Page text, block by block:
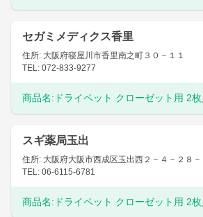
セガミメディクス香里
住所: 大阪府寝屋川市香里南之町３０－１１
TEL: 072-833-9277
商品名: ドライペット クローゼット用 2枚
スギ薬局玉出
住所: 大阪府大阪市西成区玉出西２－４－２８－
TEL: 06-6115-6781
商品名: ドライペット クローゼット用 2枚